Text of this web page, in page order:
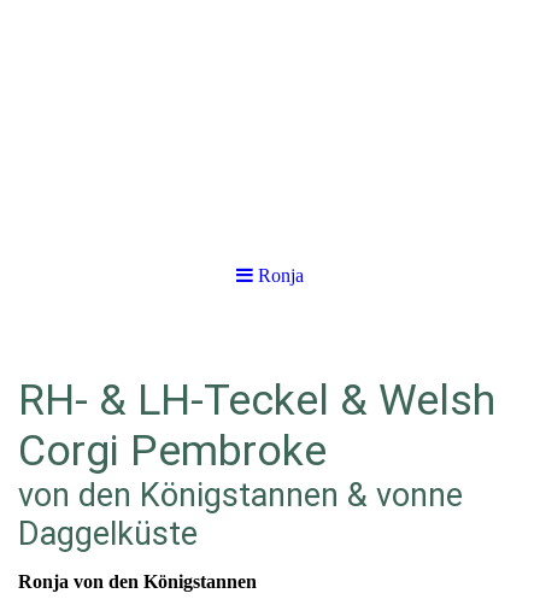
Ronja
RH- & LH-Teckel & Welsh
Corgi Pembroke
von den Königstannen & vonne
Daggelküste
Ronja von den Königstannen